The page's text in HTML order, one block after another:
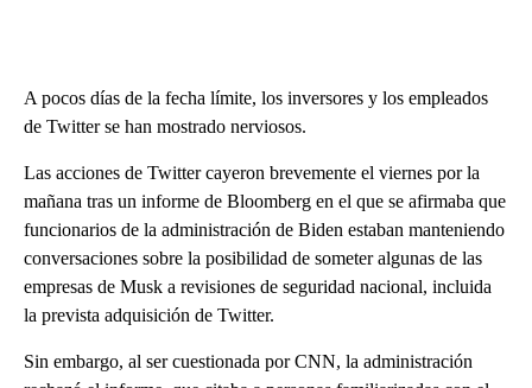
A pocos días de la fecha límite, los inversores y los empleados
de Twitter se han mostrado nerviosos.
Las acciones de Twitter cayeron brevemente el viernes por la
mañana tras un informe de Bloomberg en el que se afirmaba que
funcionarios de la administración de Biden estaban manteniendo
conversaciones sobre la posibilidad de someter algunas de las
empresas de Musk a revisiones de seguridad nacional, incluida
la prevista adquisición de Twitter.
Sin embargo, al ser cuestionada por CNN, la administración